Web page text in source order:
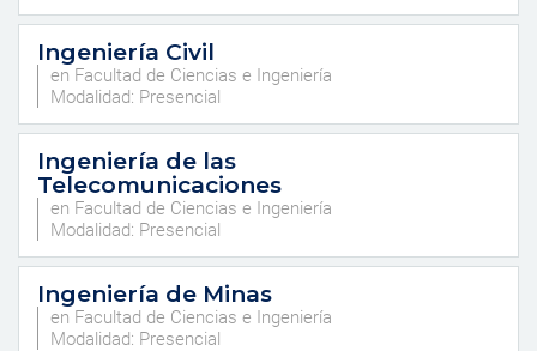
Ingeniería Civil
en Facultad de Ciencias e Ingeniería
Modalidad: Presencial
Ingeniería de las
Telecomunicaciones
en Facultad de Ciencias e Ingeniería
Modalidad: Presencial
Ingeniería de Minas
en Facultad de Ciencias e Ingeniería
Modalidad: Presencial